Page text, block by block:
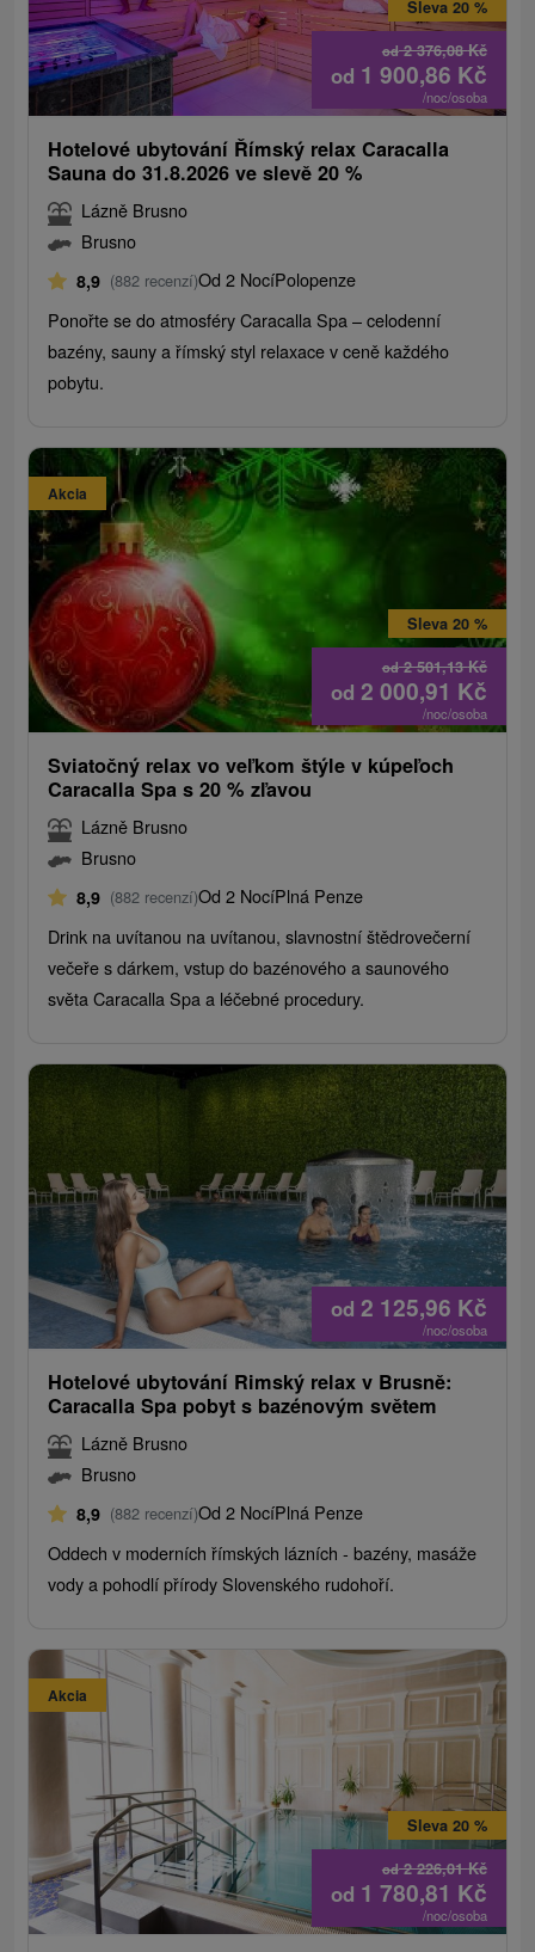
od2 376,08Kč
Sleva 20 %
od 1 900,86 Kč
/noc/osoba
Hotelové ubytování Římský relax Caracalla
Sauna do 31.8.2026 ve slevě 20 %
Lázně Brusno
Brusno
8,9 (882 recenzí)Od 2 NocíPolopenze
Ponořte se do atmosféry Caracalla Spa – celodenní
bazény, sauny a římský styl relaxace v ceně každého
pobytu.
Akcia
od2 501,13Kč
Sleva 20 %
od 2 000,91 Kč
/noc/osoba
Sviatočný relax vo veľkom štýle v kúpeľoch
Caracalla Spa s 20 % zľavou
Lázně Brusno
Brusno
8,9 (882 recenzí)Od 2 NocíPlná Penze
Drink na uvítanou na uvítanou, slavnostní štědrovečerní
večeře s dárkem, vstup do bazénového a saunového
světa Caracalla Spa a léčebné procedury.
od 2 125,96 Kč
/noc/osoba
Hotelové ubytování Rimský relax v Brusně:
Caracalla Spa pobyt s bazénovým světem
Lázně Brusno
Brusno
8,9 (882 recenzí)Od 2 NocíPlná Penze
Oddech v moderních římských lázních - bazény, masáže
vody a pohodlí přírody Slovenského rudohoří.
Akcia
od2 226,01Kč
Sleva 20 %
od 1 780,81 Kč
/noc/osoba